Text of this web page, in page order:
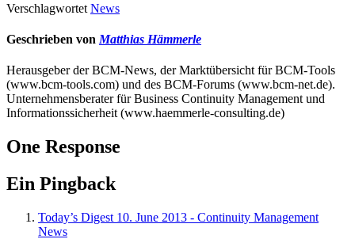
Verschlagwortet News
Geschrieben von Matthias Hämmerle
Herausgeber der BCM-News, der Marktübersicht für BCM-Tools
(www.bcm-tools.com) und des BCM-Forums (www.bcm-net.de).
Unternehmensberater für Business Continuity Management und
Informationssicherheit (www.haemmerle-consulting.de)
One Response
Ein Pingback
Today’s Digest 10. June 2013 - Continuity Management
News